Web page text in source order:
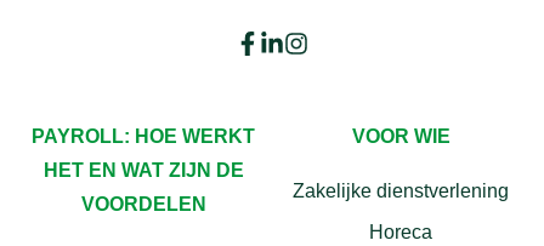
PAYROLL: HOE WERKT
HET EN WAT ZIJN DE
VOORDELEN
VOOR WIE
Zakelijke dienstverlening
Horeca